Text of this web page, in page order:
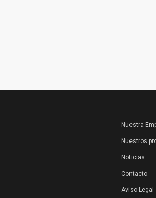
Nuestra
Nuestros
Noticias
Contacto
Aviso Legal